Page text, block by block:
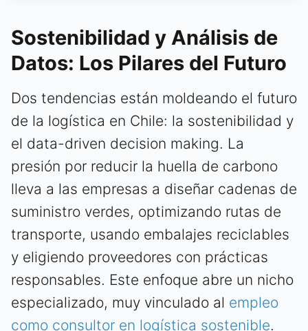
Sostenibilidad y Análisis de
Datos: Los Pilares del Futuro
Dos tendencias están moldeando el futuro
de la logística en Chile: la sostenibilidad y
el data-driven decision making. La
presión por reducir la huella de carbono
lleva a las empresas a diseñar cadenas de
suministro verdes, optimizando rutas de
transporte, usando embalajes reciclables
y eligiendo proveedores con prácticas
responsables. Este enfoque abre un nicho
especializado, muy vinculado al empleo
como consultor en logística sostenible.